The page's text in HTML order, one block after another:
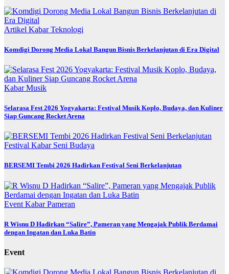
Artikel KabarTeknologi
Komdigi Dorong Media Lokal Bangun Bisnis Berkelanjutan di Era Digital
KabarMusik
Selarasa Fest 2026 Yogyakarta: Festival Musik Koplo, Budaya, dan Kuliner
Siap Guncang Rocket Arena
Festival Kabar Seni Budaya
BERSEMI Tembi 2026 Hadirkan Festival Seni Berkelanjutan
Event KabarPameran
R Wisnu D Hadirkan “Salire”, Pameran yang Mengajak Publik Berdamai
dengan Ingatan dan Luka Batin
Event